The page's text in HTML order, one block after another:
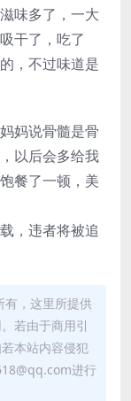
味多了，一大
干了，吃了
，不过味道是
妈说骨髓是骨
以后会多给我
餐了一顿，美
，违者将被追
有，这里所提供
若由于商用引
本站内容侵犯
进行